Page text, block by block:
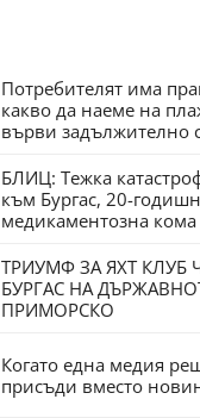
Потребителят има
какво да наеме на
върви задължително
БЛИЦ: Тежка
към Бургас, 20-
медикаментозна кома
ТРИУМФ ЗА ЯХТ КЛУБ
БУРГАС НА
ПРИМОРСКО
Когато една медия
присъди вместо